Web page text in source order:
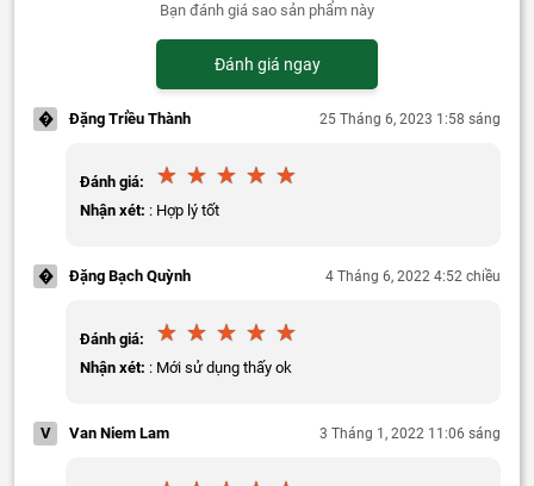
Bạn đánh giá sao sản phẩm này
Đánh giá ngay
� Đặng Triều Thành 25 Tháng 6, 2023 1:58 sáng
Đánh giá:
Nhận xét: : Hợp lý tốt
� Đặng Bạch Quỳnh 4 Tháng 6, 2022 4:52 chiều
Đánh giá:
Nhận xét: : Mới sử dụng thấy ok
V Van Niem Lam 3 Tháng 1, 2022 11:06 sáng